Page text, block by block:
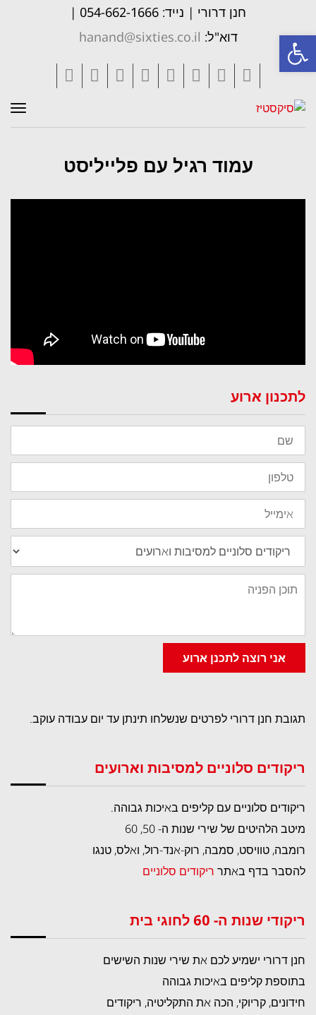
פתח סרגל נגישות
חנן דרורי | נייד: 054-662-1666 |
דוא"ל: hanand@sixties.co.il
Facebook
Twitter
Google+
YouTube
LinkedIn
Pinterest
Vimeo
Tumblr
עמוד רגיל עם פלייליסט
לתכנון ארוע
שם
טלפון
אימייל
נושא
תוכן
הפניה
אני רוצה לתכנן ארוע
תגובת חנן דרורי לפרטים שנשלחו תינתן עד יום עבודה עוקב.
ריקודים סלוניים למסיבות וארועים
ריקודים סלוניים עם קליפים באיכות גבוהה.
מיטב הלהיטים של שירי שנות ה- 50, 60
רומבה, טוויסט, סמבה, רוק-אנד-רול, ואלס, טנגו
להסבר בדף באתר ריקודים סלוניים
ריקודי שנות ה- 60 לחוגי בית
חנן דרורי ישמיע לכם את שירי שנות השישים
בתוספת קליפים באיכות גבוהה
חידונים, קריוקי, הכה את התקליטיה, ריקודים